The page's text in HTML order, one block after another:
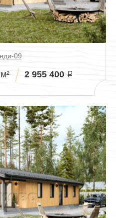
09
2 955 400 i